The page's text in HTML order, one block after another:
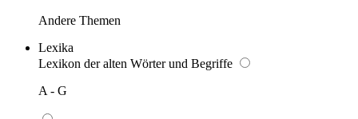
Andere Themen
Lexika
Lexikon der alten Wörter und Begriffe
A - G